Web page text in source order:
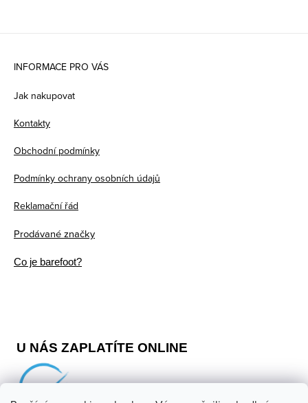
INFORMACE PRO VÁS
Jak nakupovat
Kontakty
Obchodní podmínky
Podmínky ochrany osobních údajů
Reklamační řád
Prodávané značky
Co je barefoot?
U NÁS ZAPLATÍTE ONLINE